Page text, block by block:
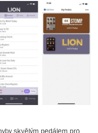
skvělým pedálem pro